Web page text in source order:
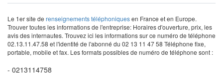
Le 1er site de renseignements téléphoniquesen France et en Europe.
Trouver toutes les informations de l'entreprise: Horaires d'ouverture, prix, les
avis des internautes. Trouvez ici les informations sur ce numéro de téléphone
02.13.11.47.58 et l'identité de l'abonné du 02 13 11 47 58 Téléphone fixe,
portable, mobile et fax. Les formats possibles de numéro de téléphone sont :
- 0213114758